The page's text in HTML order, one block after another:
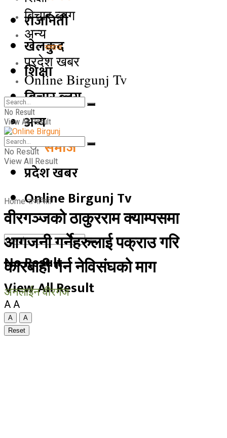
राजनिती
खेलकुद
शिक्षा
बिचार ब्लग
अन्य
समाज
प्रदेश खबर
Online Birgunj Tv
No Result
View All Result
बिचार ब्लग
अन्य
समाज
प्रदेश खबर
Online Birgunj Tv
No Result
View All Result
No Result
View All Result
Home राजनिती
वीरगञ्जको ठाकुरराम क्याम्पसमा
आगजनी गर्नेहरुलाई पक्राउ गरि
कारबाही गर्न नेविसंघको माग
अनलाईन वीरगंज
A A
A
A
Reset